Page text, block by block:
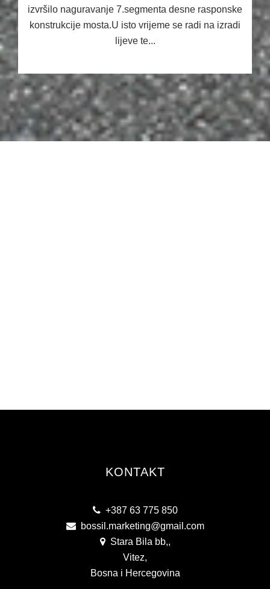
izvršilo naguravanje 7.segmenta desne rasponske
konstrukcije mosta.U isto vrijeme se radi na izradi
lijeve te...
KONTAKT
+387 63 775 850
bossil.marketing@gmail.com
Stara Bila bb,,
Vitez,
Bosna i Hercegovina